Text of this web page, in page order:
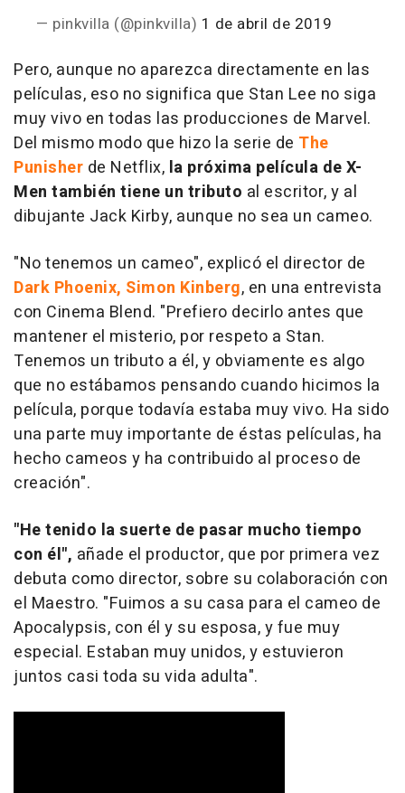
— pinkvilla (@pinkvilla) 1 de abril de 2019
Pero, aunque no aparezca directamente en las
películas, eso no significa que Stan Lee no siga
muy vivo en todas las producciones de Marvel.
Del mismo modo que hizo la serie de The
Punisher de Netflix, la próxima película deX-
Men también tiene un tributo al escritor, y al
dibujante Jack Kirby, aunque no sea un cameo.
"No tenemos un cameo", explicó el director de
Dark Phoenix, Simon Kinberg, en una entrevista
con Cinema Blend. "Prefiero decirlo antes que
mantener el misterio, por respeto a Stan.
Tenemos un tributo a él, y obviamente es algo
que no estábamos pensando cuando hicimos la
película, porque todavía estaba muy vivo. Ha sido
una parte muy importante de éstas películas, ha
hecho cameos y ha contribuido al proceso de
creación".
"He tenido la suerte de pasar mucho tiempo
con él", añade el productor, que por primera vez
debuta como director, sobre su colaboración con
el Maestro. "Fuimos a su casa para el cameo de
Apocalypsis, con él y su esposa, y fue muy
especial. Estaban muy unidos, y estuvieron
juntos casi toda su vida adulta".